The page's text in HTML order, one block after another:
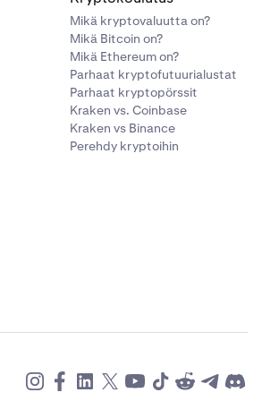
Mikä kryptovaluutta on?
Mikä Bitcoin on?
Mikä Ethereum on?
Parhaat kryptofutuurialustat
Parhaat kryptopörssit
Kraken vs. Coinbase
Kraken vs Binance
Perehdy kryptoihin